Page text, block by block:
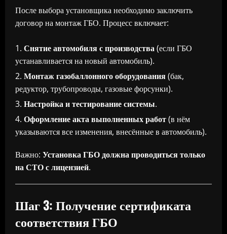
После выбора установщика необходимо заключить
договор на монтаж ГБО. Процесс включает:
Снятие автомобиля с производства(если ГБО
устанавливается на новый автомобиль).
Монтаж газобаллонного оборудования(бак,
редуктор, трубопроводы, газовые форсунки).
Настройка и тестирование системы.
Оформление акта выполненных работ(в нём
указываются все изменения, внесённые в автомобиль).
Важно: Установка ГБО должна проводиться только
на СТО с лицензией.
Шаг 3: Получение сертификата
соответствия ГБО